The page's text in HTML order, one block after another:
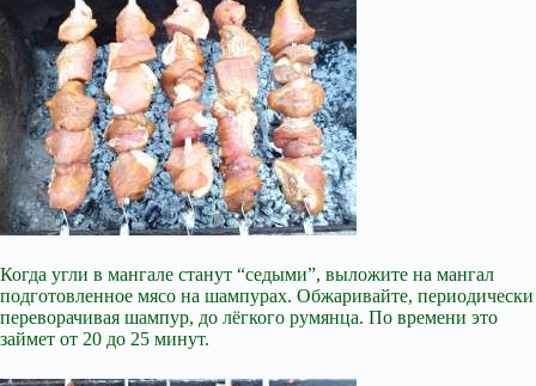
Когда угли в мангале станут “седыми”, выложите на мангал
подготовленное мясо на шампурах. Обжаривайте, периодически
переворачивая шампур, до лёгкого румянца. По времени это
займет от 20 до 25 минут.